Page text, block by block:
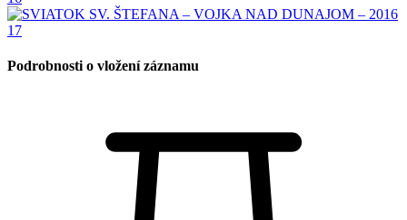
Podrobnosti o vložení záznamu